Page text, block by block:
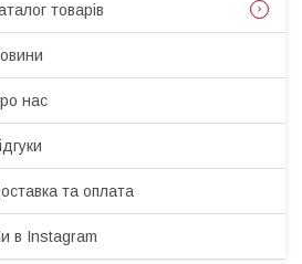
товарiв
нас
та оплата
в Instagram